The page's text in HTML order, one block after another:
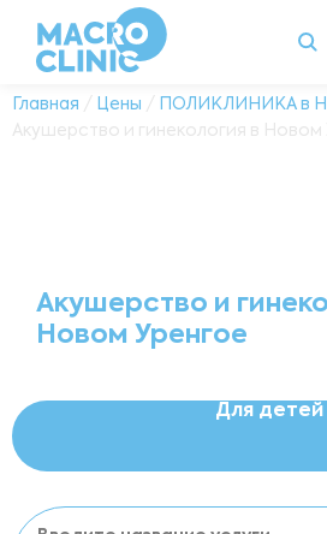
Главная / Цены / ПОЛИКЛИНИКА в
Акушерство и гинекология в Новом
Акушерство и
Новом Уренгое
Для детей